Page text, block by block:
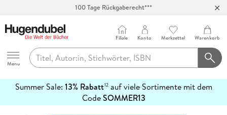
100 Tage Rückgaberecht***
Hugendubel
Menu
Filiale Konto Merkzettel Warenkorb
Summer Sale: 13% Rabatt12auf viele Sortimente mit dem
CodeSOMMER13
erfahren